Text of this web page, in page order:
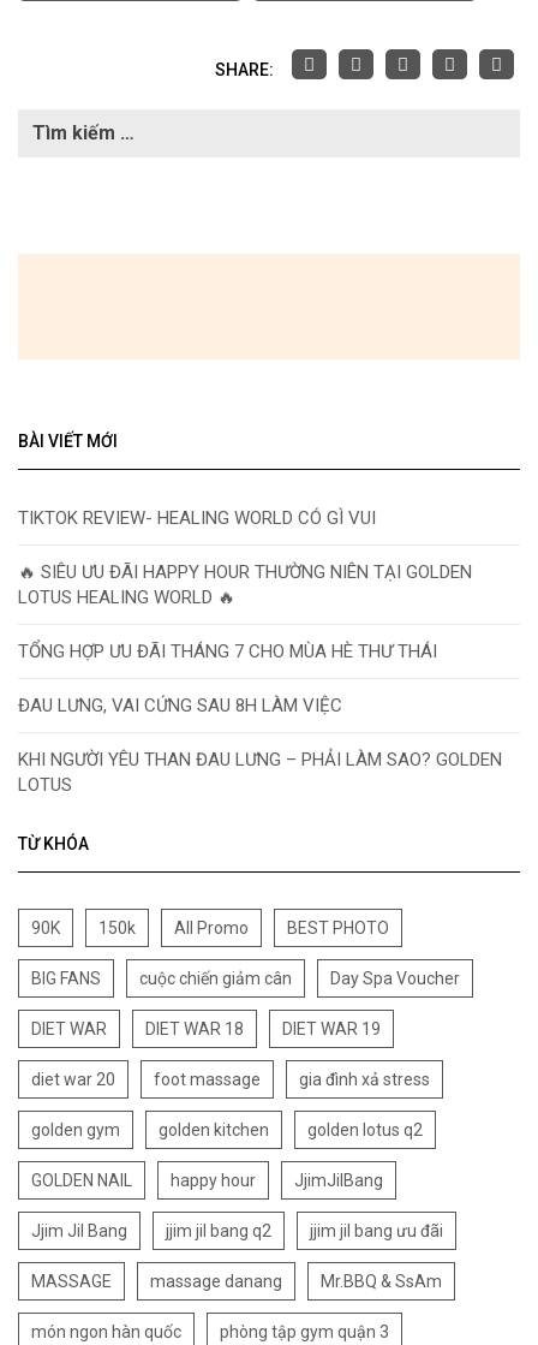
SHARE:
BÀI VIẾT MỚI
TIKTOK REVIEW- HEALING WORLD CÓ GÌ VUI
🔥 SIÊU ƯU ĐÃI HAPPY HOUR THƯỜNG NIÊN TẠI GOLDEN
LOTUS HEALING WORLD 🔥
TỔNG HỢP ƯU ĐÃI THÁNG 7 CHO MÙA HÈ THƯ THÁI
ĐAU LƯNG, VAI CỨNG SAU 8H LÀM VIỆC
KHI NGƯỜI YÊU THAN ĐAU LƯNG – PHẢI LÀM SAO? GOLDEN
LOTUS
TỪ KHÓA
90K 150k All Promo BEST PHOTO
BIG FANS cuộc chiến giảm cân Day Spa Voucher
DIET WAR DIET WAR 18 DIET WAR 19
diet war 20 foot massage gia đình xả stress
golden gym golden kitchen golden lotus q2
GOLDEN NAIL happy hour JjimJilBang
Jjim Jil Bang jjim jil bang q2 jjim jil bang ưu đãi
MASSAGE massage danang Mr.BBQ & SsAm
món ngon hàn quốc phòng tập gym quận 3